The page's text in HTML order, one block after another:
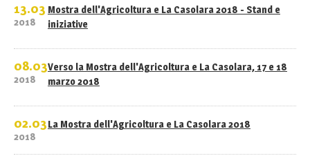
13.03
2018
Mostra dell'Agricoltura e La Casolara 2018 - Stand e
iniziative
08.03
2018
Verso la Mostra dell'Agricoltura e La Casolara, 17 e 18
marzo 2018
02.03
2018
La Mostra dell'Agricoltura e La Casolara 2018